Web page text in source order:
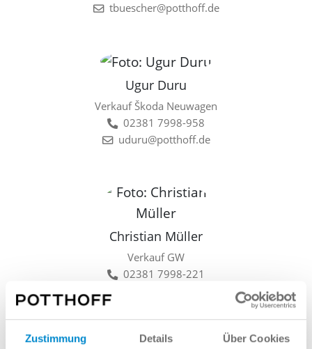
Zustimmung Details Über Cookies
tbuescher@potthoff.de
Ugur Duru
Verkauf Škoda Neuwagen
02381 7998-958
uduru@potthoff.de
Christian Müller
Verkauf GW
02381 7998-221